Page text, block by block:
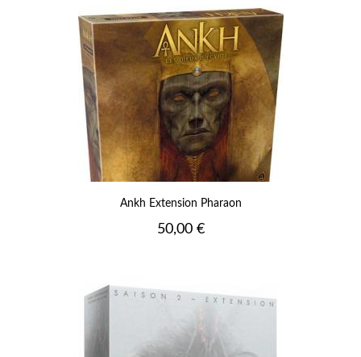
Ankh Extension Pharaon
Prix
50,00 €